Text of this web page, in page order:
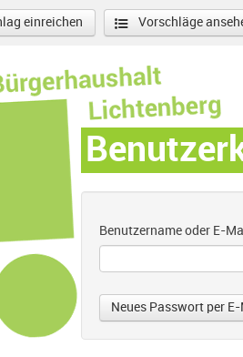
einreichen
Vorschläge
Benutzername oder E-